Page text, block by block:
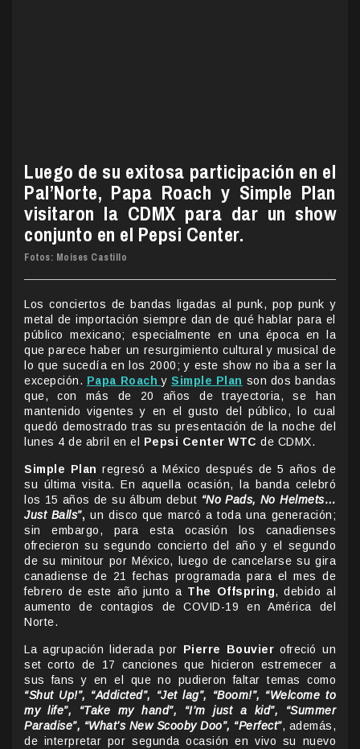
Luego de su exitosa participación en el
Pal’Norte, Papa Roach y Simple Plan
visitaron la CDMX para dar un show
conjunto en el Pepsi Center.
Fotos: Moises Castillo
Los conciertos de bandas ligadas al punk, pop punk y
metal de importación siempre dan de qué hablar para el
público mexicano; especialmente en una época en la
que parece haber un resurgimiento cultural y musical de
lo que sucedía en los 2000; y este show no iba a ser la
excepción. Papa Roach y Simple Plan son dos bandas
que, con más de 20 años de trayectoria, se han
mantenido vigentes y en el gusto del público, lo cual
quedó demostrado tras su presentación de la noche del
lunes 4 de abril en el Pepsi Center WTC de CDMX.
Simple Plan regresó a México después de 5 años de
su última visita. En aquella ocasión, la banda celebró
los 15 años de su álbum debut “No Pads, No Helmets…
Just Balls”,un disco que marcó a toda una generación;
sin embargo, para esta ocasión los canadienses
ofrecieron su segundo concierto del año y el segundo
de su minitour por México, luego de cancelarse su gira
canadiense de 21 fechas programada para el mes de
febrero de este año junto a The Offspring, debido al
aumento de contagios de COVID-19 en América del
Norte.
La agrupación liderada por Pierre Bouvierofreció un
set corto de 17 canciones que hicieron estremecer a
sus fans y en el que no pudieron faltar temas como
“Shut Up!”, “Addicted”, “Jet lag”, “Boom!”, “Welcome to
my life”, “Take my hand”, “I’m just a kid”, “Summer
Paradise”, “What’s New Scooby Doo”, “Perfect”, además,
de interpretar por segunda ocasión en vivo su nuevo